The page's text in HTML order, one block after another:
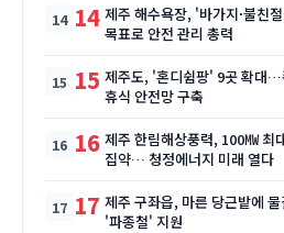
14 제주 해수욕장, '바가지·불친
목표로 안전 관리 총력
15 제주도, '혼디쉼팡' 9곳 확대…
휴식 안전망 구축
16 제주 한림해상풍력, 100㎿ 최
집약… 청정에너지 미래 열다
17 제주 구좌읍, 마른 당근밭에
'파종철' 지원